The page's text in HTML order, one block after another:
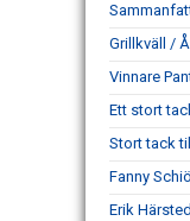
Grillkväll /
Vinnare
Ett stort
Stort tack
Fanny
Erik